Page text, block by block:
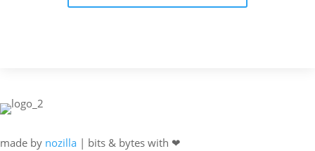
made by nozilla | bits & bytes with ❤